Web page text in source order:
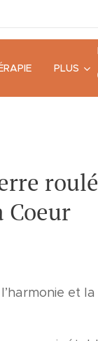
PLUS
Coeur
et la